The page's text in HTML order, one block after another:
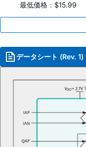
最低価格：$15.99
データシート (Rev. 1)